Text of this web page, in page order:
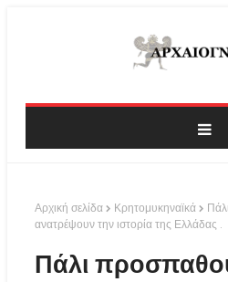
Αρχική σελίδα Κρητομυκηναϊκά
ανατρέψουν την ιστορία της Ελλάδας .
Πάλι